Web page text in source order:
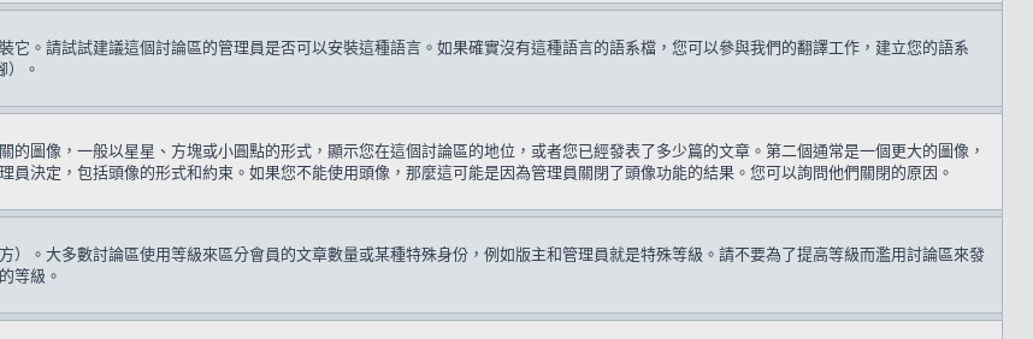
。請試試建議這個討論區的管理員是否可以安裝這種語言。如果確實沒有這種語言的語系檔，您可以參與我們的翻譯工作，建立您的語系
）。
圖像，一般以星星、方塊或小圓點的形式，顯示您在這個討論區的地位，或者您已經發表了多少篇的文章。第二個通常是一個更大的圖像，
決定，包括頭像的形式和約束。如果您不能使用頭像，那麼這可能是因為管理員關閉了頭像功能的結果。您可以詢問他們關閉的原因。
。大多數討論區使用等級來區分會員的文章數量或某種特殊身份，例如版主和管理員就是特殊等級。請不要為了提高等級而濫用討論區來發
等級。